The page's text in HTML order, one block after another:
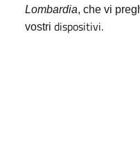
Lombardia, che vi
vostri dispositivi.